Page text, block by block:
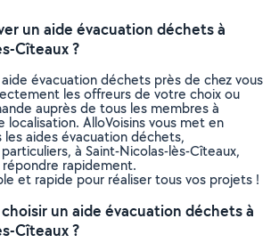
un aide évacuation déchets à
Cîteaux ?
évacuation déchets près de chez vous
les offreurs de votre choix ou
auprès de tous les membres à
localisation. AlloVoisins vous met en
aides évacuation déchets,
à Saint-Nicolas-lès-Cîteaux,
rapidement.
et rapide pour réaliser tous vos projets !
un aide évacuation déchets à
Cîteaux ?